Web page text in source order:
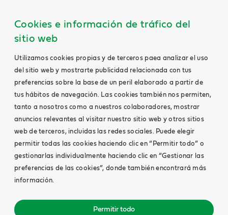
Cookies e información de tráfico del
sitio web
Utilizamos cookies propias y de terceros paea analizar el uso
del sitio web y mostrarte publicidad relacionada con tus
preferencias sobre la base de un peril elaborado a partir de
tus hábitos de navegación. Las cookies también nos permiten,
tanto a nosotros como a nuestros colaboradores, mostrar
anuncios relevantes al visitar nuestro sitio web y otros sitios
web de terceros, incluidas las redes sociales. Puede elegir
permitir todas las cookies haciendo clic en “Permitir todo” o
gestionarlas individualmente haciendo clic en “Gestionar las
preferencias de las cookies”, donde también encontrará más
información.
Permitir todo